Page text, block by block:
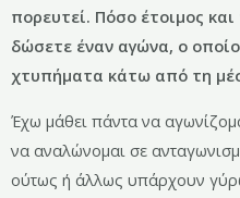
πορευτεί. Πόσο έτοιμος
δώσετε έναν αγώνα, ο
χτυπήματα κάτω από τη
Έχω μάθει πάντα να
να αναλώνομαι σε
ούτως ή άλλως υπάρχουν